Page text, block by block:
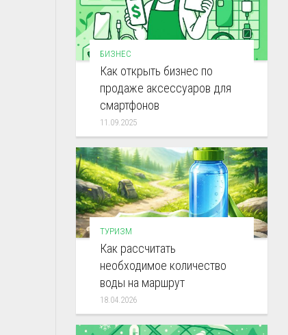
БИЗНЕС
Как открыть бизнес по
продаже аксессуаров для
смартфонов
11.09.2025
ТУРИЗМ
Как рассчитать
необходимое количество
воды на маршрут
18.04.2026